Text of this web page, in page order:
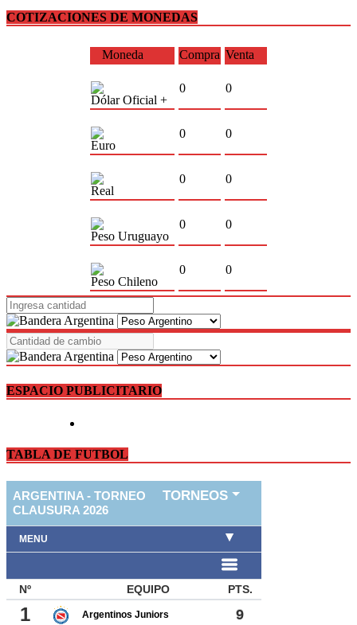
COTIZACIONES DE MONEDAS
Moneda Compra Venta
Dólar Oficial +
0 0
Euro
0 0
Real
0 0
Peso Uruguayo
0 0
Peso Chileno
0 0
ESPACIO PUBLICITARIO
TABLA DE FUTBOL